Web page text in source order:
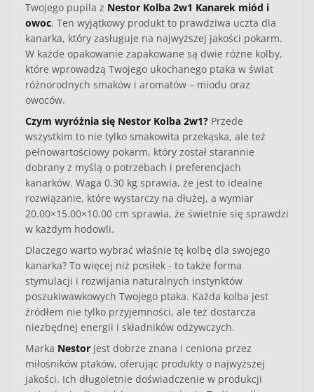
Twojego pupila z Nestor Kolba 2w1 Kanarek miód i
owoc. Ten wyjątkowy produkt to prawdziwa uczta dla
kanarka, który zasługuje na najwyższej jakości pokarm.
W każde opakowanie zapakowane są dwie różne kolby,
które wprowadzą Twojego ukochanego ptaka w świat
różnorodnych smaków i aromatów – miodu oraz
owoców.
Czym wyróżnia się Nestor Kolba 2w1? Przede
wszystkim to nie tylko smakowita przekąska, ale też
pełnowartościowy pokarm, który został starannie
dobrany z myślą o potrzebach i preferencjach
kanarków. Waga 0.30 kg sprawia, że jest to idealne
rozwiązanie, które wystarczy na dłużej, a wymiar
20.00×15.00×10.00 cm sprawia, że świetnie się sprawdzi
w każdym hodowli.
Dlaczego warto wybrać właśnie tę kolbę dla swojego
kanarka? To więcej niż posiłek - to także forma
stymulacji i rozwijania naturalnych instynktów
poszukiwawkowych Twojego ptaka. Każda kolba jest
źródłem nie tylko przyjemności, ale też dostarcza
niezbędnej energii i składników odżywczych.
Marka Nestor jest dobrze znana i ceniona przez
miłośników ptaków, oferując produkty o najwyższej
jakości. Ich długoletnie doświadczenie w produkcji